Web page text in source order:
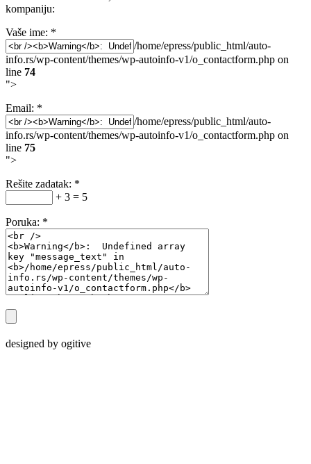
kompaniju:
Vaše ime: *
/home/epress/public_html/auto-
info.rs/wp-content/themes/wp-autoinfo-v1/o_contactform.php on
line 74
">
Email: *
/home/epress/public_html/auto-
info.rs/wp-content/themes/wp-autoinfo-v1/o_contactform.php on
line 75
">
Rešite zadatak: *
+ 3 = 5
Poruka: *
designed by ogitive